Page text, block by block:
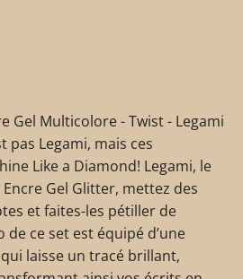
Gel Multicolore - Twist - Legami
pas Legami, mais ces
Like a Diamond! Legami, le
Gel Glitter, mettez des
et faites-les pétiller de
ce set est équipé d’une
laisse un tracé brillant,